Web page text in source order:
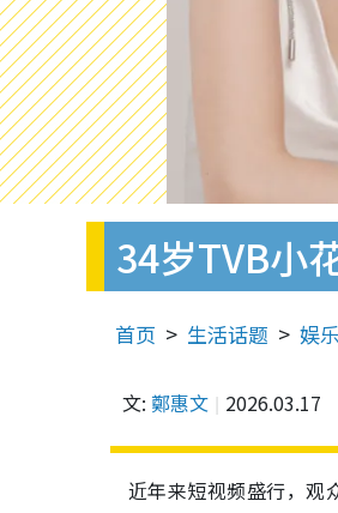
34岁TVB小
首页 生活话题 娱乐
文: 鄭惠文 2026.03.17
近年来短视频盛行，观